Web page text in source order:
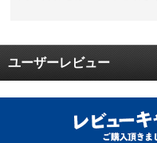
ユーザーレビュー